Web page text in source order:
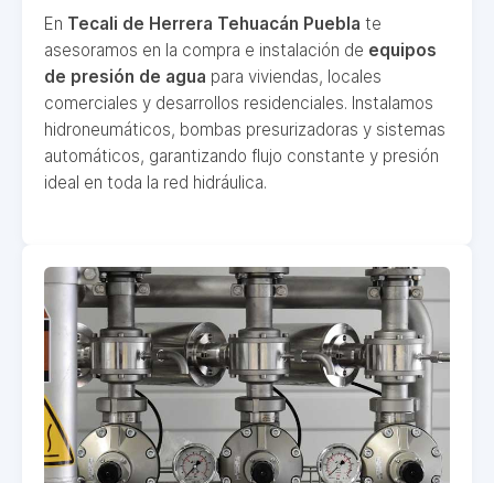
En Tecali de Herrera Tehuacán Puebla te
asesoramos en la compra e instalación de equipos
de presión de agua para viviendas, locales
comerciales y desarrollos residenciales. Instalamos
hidroneumáticos, bombas presurizadoras y sistemas
automáticos, garantizando flujo constante y presión
ideal en toda la red hidráulica.